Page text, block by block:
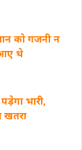
को गजनी न
आए थे
भारी,
खतरा